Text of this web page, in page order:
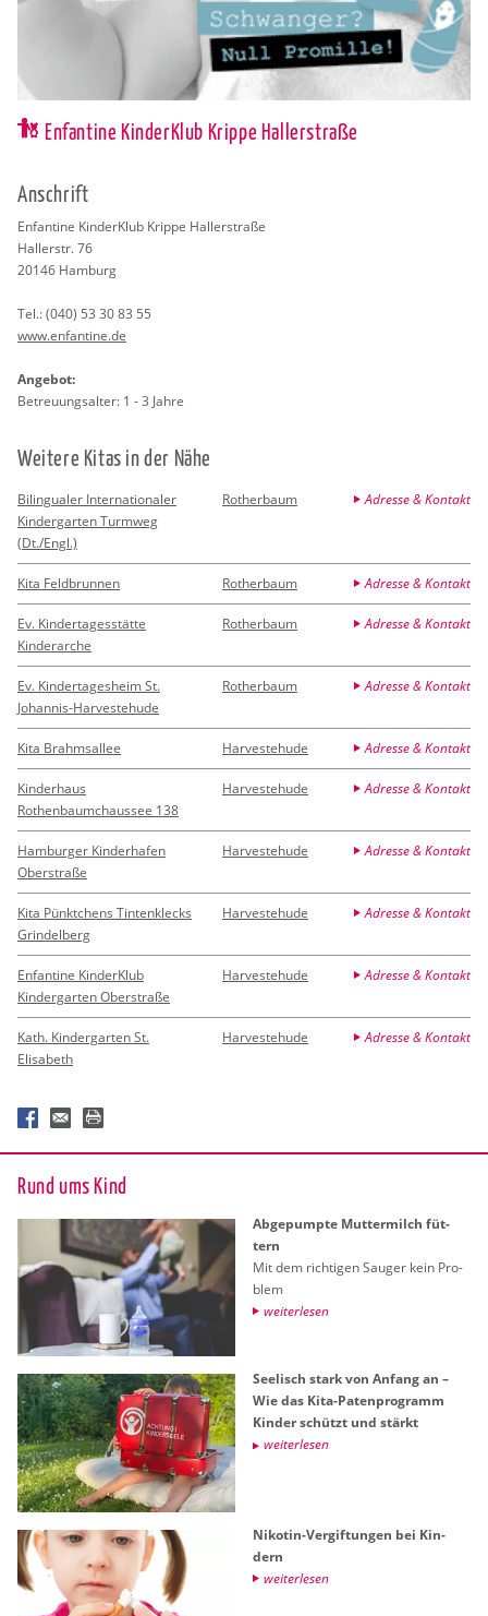
Enfantine KinderKlub Krippe Hallerstraße
An­schrift
En­fan­ti­ne Kin­der­Klub Krip­pe Hal­ler­stra­ße
Hal­ler­str. 76
20146 Ham­burg
Tel.:(040) 53 30 83 55
www.​enfantine.​de
An­ge­bot:
Be­treu­ungs­al­ter: 1 - 3 Jahre
Wei­te­re Kitas in der Nähe
Bilingualer Internationaler
Kindergarten Turmweg
(Dt./Engl.)
Rotherbaum Adresse & Kontakt
Kita Feldbrunnen Rotherbaum Adresse & Kontakt
Ev. Kindertagesstätte
Kinderarche
Rotherbaum Adresse & Kontakt
Ev. Kindertagesheim St.
Johannis-Harvestehude
Rotherbaum Adresse & Kontakt
Kita Brahmsallee Harvestehude Adresse & Kontakt
Kinderhaus
Rothenbaumchaussee 138
Harvestehude Adresse & Kontakt
Hamburger Kinderhafen
Oberstraße
Harvestehude Adresse & Kontakt
Kita Pünktchens Tintenklecks
Grindelberg
Harvestehude Adresse & Kontakt
Enfantine KinderKlub
Kindergarten Oberstraße
Harvestehude Adresse & Kontakt
Kath. Kindergarten St.
Elisabeth
Harvestehude Adresse & Kontakt
Rund ums Kind
Ab­ge­pump­te Mut­ter­milch füt­
tern
Mit dem rich­ti­gen Sau­ger kein Pro­
blem
wei­ter­le­sen
See­lisch stark von An­fang an –
Wie das Kita-Pa­ten­pro­gramm
Kin­der schützt und stärkt
wei­ter­le­sen
Ni­ko­tin-Ver­gif­tun­gen bei Kin­
dern
wei­ter­le­sen